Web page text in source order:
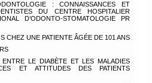
: CONNAISSANCES ET
DU CENTRE HOSPITALIER
D’ODONTO-STOMATOLOGIE PR
CHEZ UNE PATIENTE ÂGÉE DE 101 ANS
ENTRE LE DIABÈTE ET LES MALADIES
ET ATTITUDES DES PATIENTS